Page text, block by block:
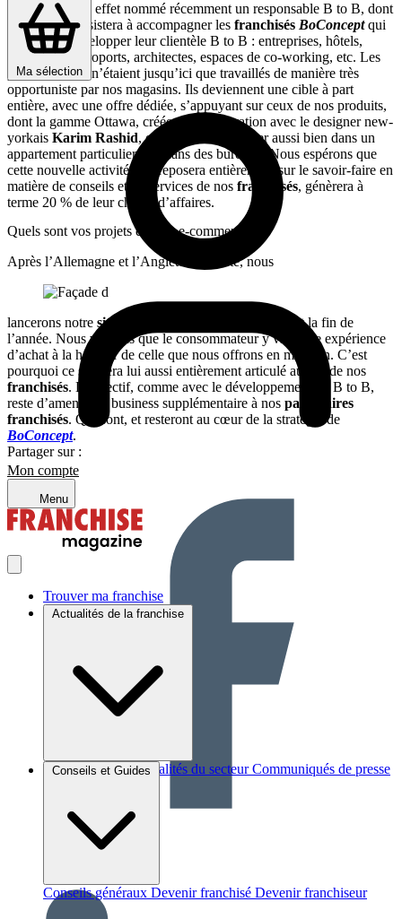
Ma sélection
Mon compte
Menu
Trouver ma franchise
Actualités de la franchise
Brèves et actus Actualités du secteur Communiqués de presse
Conseils et Guides
Conseils généraux Devenir franchisé Devenir franchiseur
Nous avons en effet nommé récemment un responsable B to B, dont
la mission consistera à accompagner les franchisés BoConceptqui
souhaitent développer leur clientèle B to B : entreprises, hôtels,
restaurants, aéroports, architectes, espaces de co-working, etc. Les
professionnels n’étaient jusqu’ici que travaillés de manière très
opportuniste par nos magasins. Ils deviennent une cible à part
entière, avec une offre dédiée, s’appuyant sur ceux de nos produits,
dont la gamme Ottawa, créée en collaboration avec le designer new-
yorkais Karim Rashid, qui peuvent s’intégrer aussi bien dans un
appartement particulier que dans des bureaux. Nous espérons que
cette nouvelle activité, qui reposera entièrement sur le savoir-faire en
matière de conseils et de services de nos franchisés, génèrera à
terme 20 % de leur chiffre d’affaires.
Quels sont vos projets dans le e-commerce ?
Après l’Allemagne et l’Angleterre cet été, nous
lancerons notre site de e-commerce
en France avant la fin de
l’année. Nous voulons que le consommateur y vive une expérience
d’achat à la hauteur de celle que nous offrons en magasin. C’est
pourquoi ce site sera lui aussi entièrement articulé autour de nos
franchisés. L’objectif, comme avec le développement du B to B,
reste d’amener du business supplémentaire à nos partenaires
franchisés. Qui sont, et resteront au cœur de la stratégie de
BoConcept.
Partager sur :